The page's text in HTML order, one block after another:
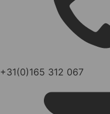
+31(0)165 312 067